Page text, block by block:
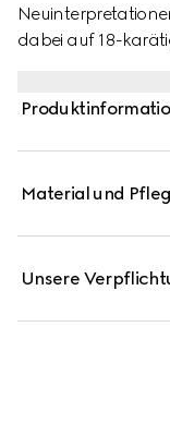
dabei auf 18-
Material und
Unsere